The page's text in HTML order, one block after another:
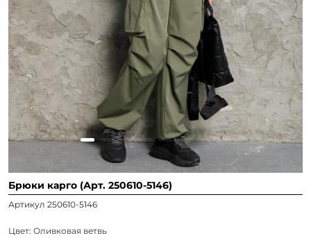
Брюки карго (Арт. 250610-5146)
Артикул 250610-5146
Цвет: Оливковая ветвь